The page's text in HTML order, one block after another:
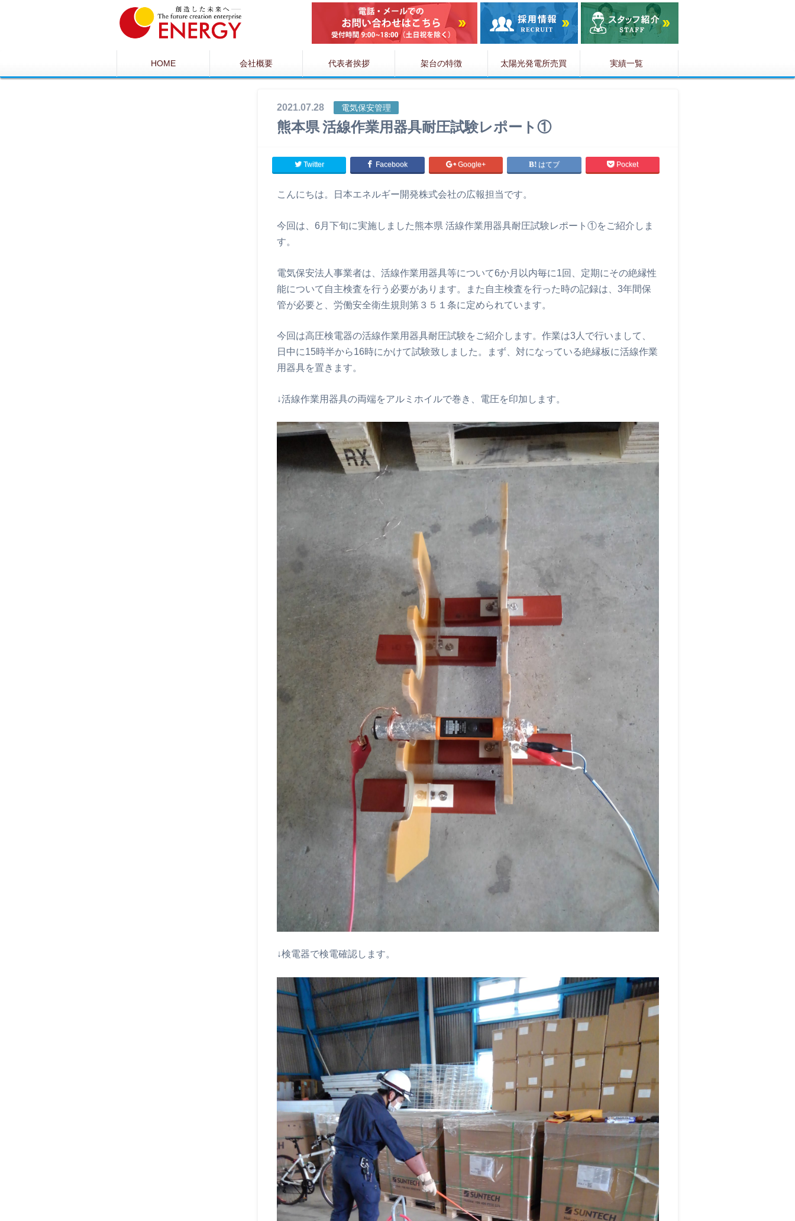
HOME 会社概要 代表者挨拶 架台の特徴 太陽光発電所売買 実績一覧
2021.07.28 電気保安管理
熊本県 活線作業用器具耐圧試験レポート①
Twitter Facebook Google+ はてブ Pocket
こんにちは。日本エネルギー開発株式会社の広報担当です。
今回は、6月下旬に実施しました熊本県 活線作業用器具耐圧試験レポート①をご紹介しま
す。
電気保安法人事業者は、活線作業用器具等について6か月以内毎に1回、定期にその絶縁性
能について自主検査を行う必要があります。また自主検査を行った時の記録は、3年間保
管が必要と、労働安全衛生規則第３５１条に定められています。
今回は高圧検電器の活線作業用器具耐圧試験をご紹介します。作業は3人で行いまして、
日中に15時半から16時にかけて試験致しました。まず、対になっている絶縁板に活線作業
用器具を置きます。
↓活線作業用器具の両端をアルミホイルで巻き、電圧を印加します。
↓検電器で検電確認します。